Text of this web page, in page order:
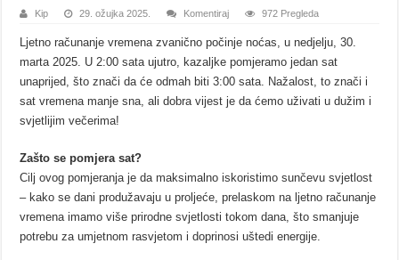
Kip 29. ožujka 2025. Komentiraj 972 Pregleda
Ljetno računanje vremena zvanično počinje noćas, u nedjelju, 30.
marta 2025. U 2:00 sata ujutro, kazaljke pomjeramo jedan sat
unaprijed, što znači da će odmah biti 3:00 sata. Nažalost, to znači i
sat vremena manje sna, ali dobra vijest je da ćemo uživati u dužim i
svjetlijim večerima!
Zašto se pomjera sat?
Cilj ovog pomjeranja je da maksimalno iskoristimo sunčevu svjetlost
– kako se dani produžavaju u proljeće, prelaskom na ljetno računanje
vremena imamo više prirodne svjetlosti tokom dana, što smanjuje
potrebu za umjetnom rasvjetom i doprinosi uštedi energije.